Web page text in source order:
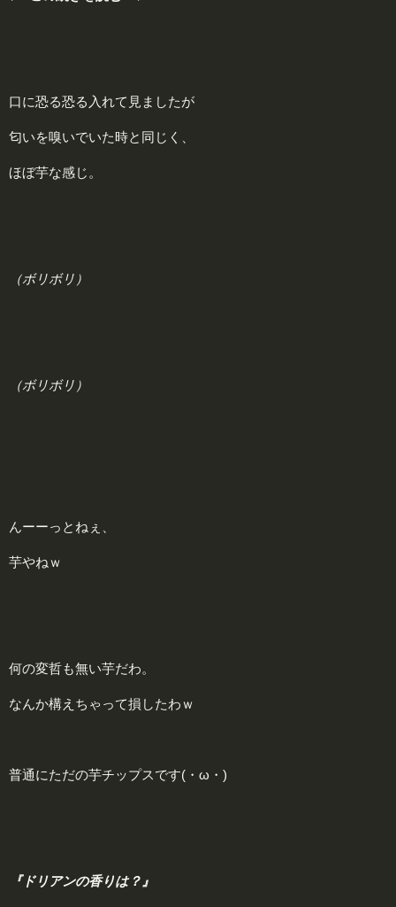
口に恐る恐る入れて見ましたが
匂いを嗅いでいた時と同じく、
ほぼ芋な感じ。
（ボリボリ）
（ボリボリ）
んーーっとねぇ、
芋やねｗ
何の変哲も無い芋だわ。
なんか構えちゃって損したわｗ
普通にただの芋チップスです(・ω・)
『ドリアンの香りは？』